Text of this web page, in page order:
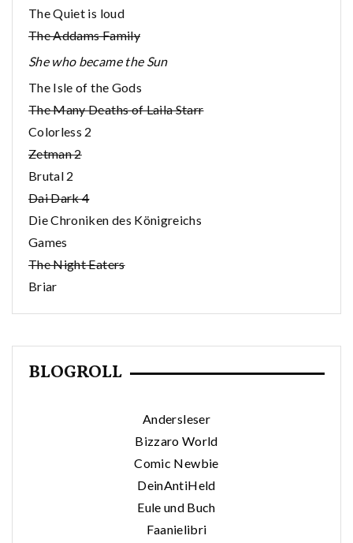
The Quiet is loud
The Addams Family
She who became the Sun
The Isle of the Gods
The Many Deaths of Laila Starr
Colorless 2
Zetman 2
Brutal 2
Dai Dark 4
Die Chroniken des Königreichs
Games
The Night Eaters
Briar
BLOGROLL
Andersleser
Bizzaro World
Comic Newbie
DeinAntiHeld
Eule und Buch
Faanielibri